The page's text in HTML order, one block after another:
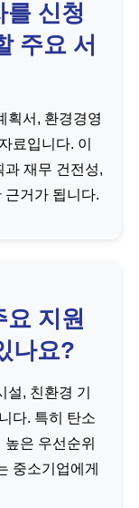
를 신청
주요 서
획서, 환경경영
료입니다. 이
과 재무 건전성,
근거가 됩니다.
지원
나요?
, 친환경 기
다. 특히 탄소
은 우선순위
중소기업에게